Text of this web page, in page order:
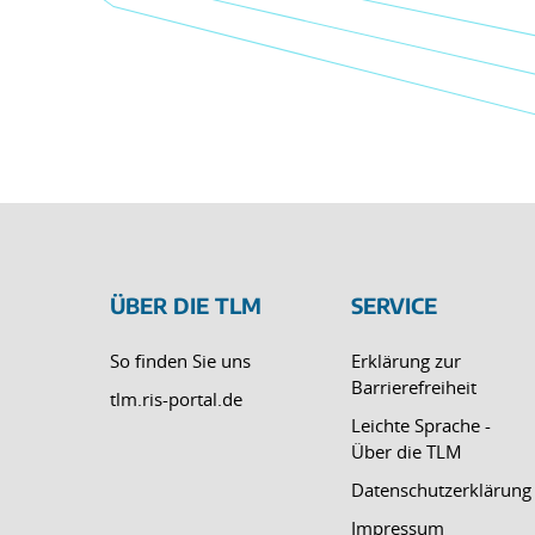
ÜBER DIE TLM
So finden Sie uns
tlm.ris-portal.de
SERVICE
Erklärung zur
Barrierefreiheit
Leichte Sprache -
Über die TLM
Datenschutzerklärung
Impressum